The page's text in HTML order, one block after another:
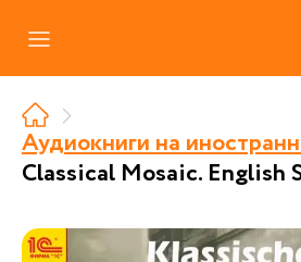
Где купить
Про аудиокниги
О нас
Аудиокниги на
Classical Mosaic. English